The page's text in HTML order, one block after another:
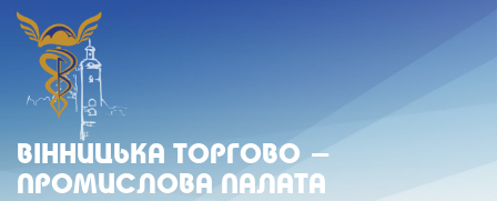
ВIННИЦЬКА ТОРГОВО -
ПРОМИСЛОВА ПАЛАТА